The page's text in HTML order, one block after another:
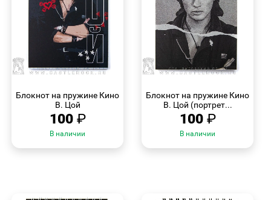
Блокнот на пружине Кино
В. Цой
100 ₽
В наличии
Блокнот на пружине Кино
В. Цой (портрет...
100 ₽
В наличии